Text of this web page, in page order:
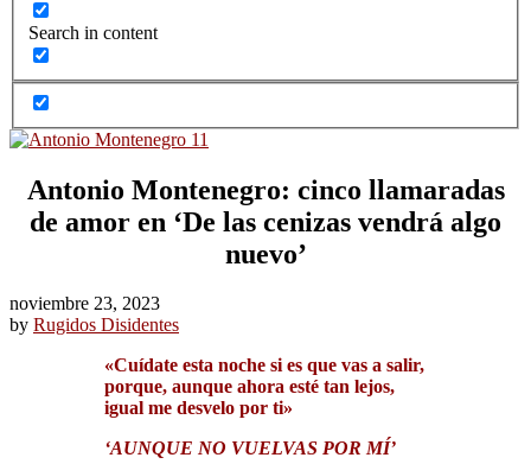
Search in content
Antonio Montenegro: cinco llamaradas
de amor en ‘De las cenizas vendrá algo
nuevo’
noviembre 23, 2023
by Rugidos Disidentes
«Cuídate esta noche si es que vas a salir,
porque, aunque ahora esté tan lejos,
igual me desvelo por ti»
‘AUNQUE NO VUELVAS POR MÍ’